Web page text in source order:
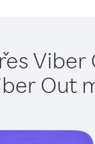
Viber
Out